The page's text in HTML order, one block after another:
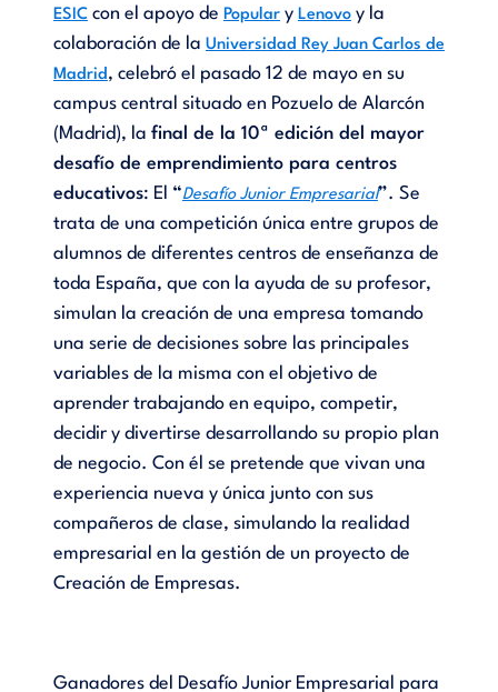
ESICcon el apoyo de Populary Lenovoy la
colaboración de la Universidad Rey Juan Carlos de
Madrid , celebró el pasado 12 de mayo en su
campus central situado en Pozuelo de Alarcón
(Madrid), la final de la 10ª edición del mayor
desafío de emprendimiento para centros
educativos: El “Desafío Junior Empresarial”. Se
trata de una competición única entre grupos de
alumnos de diferentes centros de enseñanza de
toda España, que con la ayuda de su profesor,
simulan la creación de una empresa tomando
una serie de decisiones sobre las principales
variables de la misma con el objetivo de
aprender trabajando en equipo, competir,
decidir y divertirse desarrollando su propio plan
de negocio. Con él se pretende que vivan una
experiencia nueva y única junto con sus
compañeros de clase, simulando la realidad
empresarial en la gestión de un proyecto de
Creación de Empresas.
Ganadores del Desafío Junior Empresarial para